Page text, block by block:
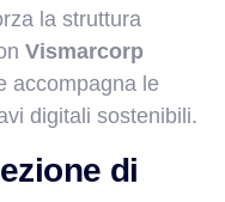
la struttura
Vismarcorp
accompagna le
digitali sostenibili.
di